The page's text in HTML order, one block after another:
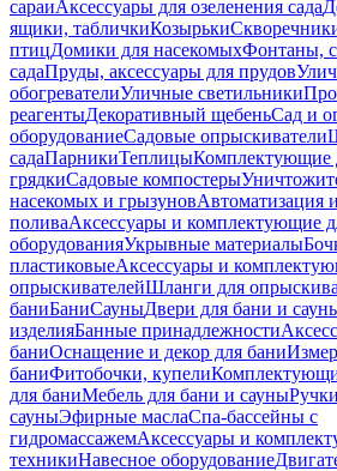
сараиАксессуары для озеленения сада
ящики, табличкиКозырьки
птицДомики для насекомыхФонтаны,
садаПруды, аксессуары для прудов
обогревателиУличные светильники
реагентыДекоративный щебеньСад и
оборудованиеСадовые опрыскиватели
садаПарникиТеплицыКомплектующие
грядкиСадовые компостеры
насекомых и грызуновАвтоматизация
поливаАксессуары и комплектующие
оборудованияУкрывные материалы
пластиковыеАксессуары и
опрыскивателейШланги для
баниБаниСауныДвери для бани и
изделияБанные принадлежности
баниОснащение и декор для бани
баниФитобочки, купели
для баниМебель для бани и сауны
сауныЭфирные маслаСпа-бассейны с
гидромассажемАксессуары и
техникиНавесное оборудование